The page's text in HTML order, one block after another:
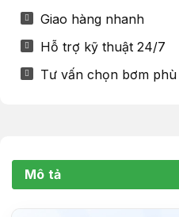
Giao hàng nhanh
Hỗ trợ kỹ thuật 24/7
Tư vấn chọn bơm
Mô tả